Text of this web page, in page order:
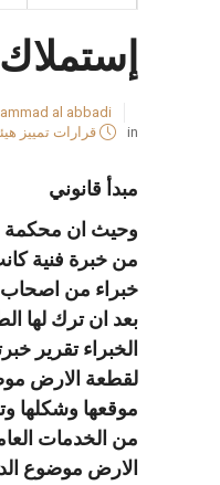
al abbadi
in
قرارات تمييز
مبدأ قانوني
وحيث ان محكمة
من خبرة فنية
خبراء من اصحاب
بعد ان ترك لها
الخبراء تقرير
لقطعة الارض
موقعها وشكلها
من الخدمات
الارض موضوع